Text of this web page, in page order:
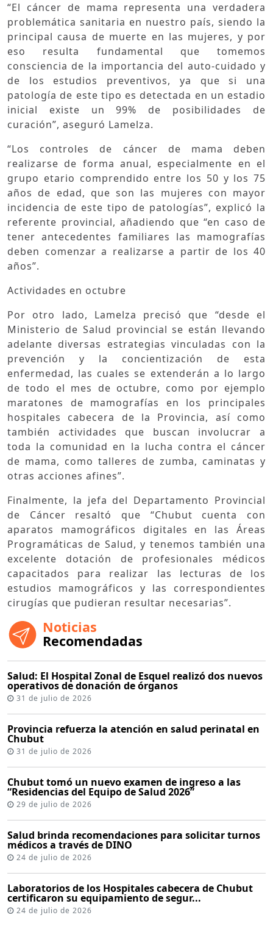
“El cáncer de mama representa una verdadera
problemática sanitaria en nuestro país, siendo la
principal causa de muerte en las mujeres, y por
eso resulta fundamental que tomemos
consciencia de la importancia del auto-cuidado y
de los estudios preventivos, ya que si una
patología de este tipo es detectada en un estadio
inicial existe un 99% de posibilidades de
curación”, aseguró Lamelza.
“Los controles de cáncer de mama deben
realizarse de forma anual, especialmente en el
grupo etario comprendido entre los 50 y los 75
años de edad, que son las mujeres con mayor
incidencia de este tipo de patologías”, explicó la
referente provincial, añadiendo que “en caso de
tener antecedentes familiares las mamografías
deben comenzar a realizarse a partir de los 40
años”.
Actividades en octubre
Por otro lado, Lamelza precisó que “desde el
Ministerio de Salud provincial se están llevando
adelante diversas estrategias vinculadas con la
prevención y la concientización de esta
enfermedad, las cuales se extenderán a lo largo
de todo el mes de octubre, como por ejemplo
maratones de mamografías en los principales
hospitales cabecera de la Provincia, así como
también actividades que buscan involucrar a
toda la comunidad en la lucha contra el cáncer
de mama, como talleres de zumba, caminatas y
otras acciones afines”.
Finalmente, la jefa del Departamento Provincial
de Cáncer resaltó que “Chubut cuenta con
aparatos mamográficos digitales en las Áreas
Programáticas de Salud, y tenemos también una
excelente dotación de profesionales médicos
capacitados para realizar las lecturas de los
estudios mamográficos y las correspondientes
cirugías que pudieran resultar necesarias”.
Noticias
Recomendadas
Salud: El Hospital Zonal de Esquel realizó dos nuevos
operativos de donación de órganos
31 de julio de 2026
Provincia refuerza la atención en salud perinatal en
Chubut
31 de julio de 2026
Chubut tomó un nuevo examen de ingreso a las
“Residencias del Equipo de Salud 2026”
29 de julio de 2026
Salud brinda recomendaciones para solicitar turnos
médicos a través de DINO
24 de julio de 2026
Laboratorios de los Hospitales cabecera de Chubut
certificaron su equipamiento de segur...
24 de julio de 2026